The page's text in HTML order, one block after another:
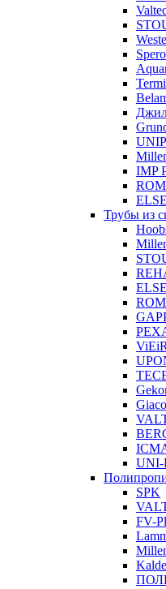
IMP
Трубы из
ViEiR
UNI-
SPK
FV-
Kalde